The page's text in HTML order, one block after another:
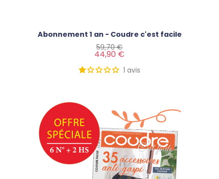
Abonnement 1 an - Coudre c'est facile
59,70 €
44,90 €
1 avis